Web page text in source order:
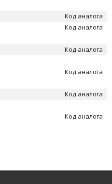
Код аналога
Код аналога
Код аналога
Код аналога
Код аналога
Код аналога